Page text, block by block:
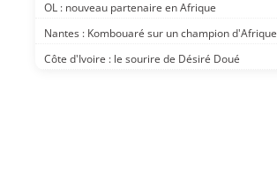
OL : nouveau partenaire en Afrique
Nantes : Kombouaré sur un champion d'Afrique
Côte d'Ivoire : le sourire de Désiré Doué